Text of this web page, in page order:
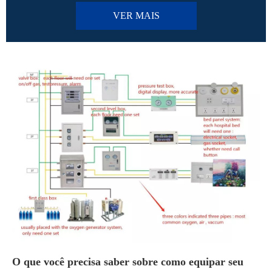
VER MAIS
O que você precisa saber sobre como equipar seu